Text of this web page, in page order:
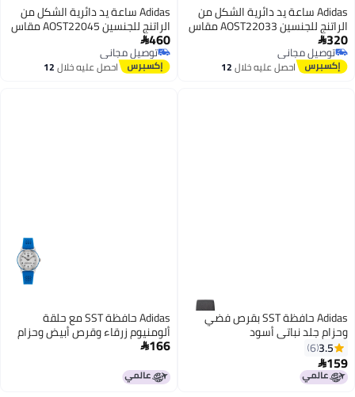
Adidas ساعة يد دائرية الشكل من
الراتنج للجنسين AOST22033 مقاس
38 مم 320
توصيل مجاني
توصيل مجانياحصل عليه خلال12
اغسطس
Adidas ساعة يد دائرية الشكل من
الراتنج للجنسين AOST22045 مقاس
39 مم 460
توصيل مجاني
توصيل مجانياحصل عليه خلال12
اغسطس
Adidas حافظة SST بقرص فضي
وحزام جلد نباتي أسود
3.5
6
159
Adidas حافظة SST مع حلقة
ألومنيوم زرقاء وقرص أبيض وحزام
سيليكون أزرق
166